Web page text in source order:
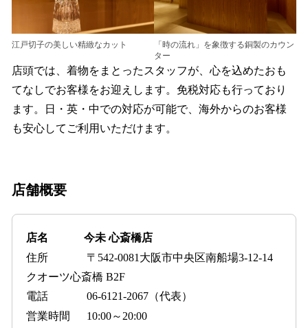
江戸切子の美しい精緻なカット
「時の流れ」を象徴する銅製のカウン
ター
店頭では、着物をまとったスタッフが、心を込めたおも
てなしでお客様をお迎えします。免税対応も行っており
ます。日・英・中での対応が可能で、海外からのお客様
も安心してご利用いただけます。
店舗概要
店名 今未 心斎橋店
住所 〒542-0081大阪市中央区南船場3-12-14
クオーツ心斎橋 B2F
電話 06-6121-2067（代表）
営業時間 10:00～20:00